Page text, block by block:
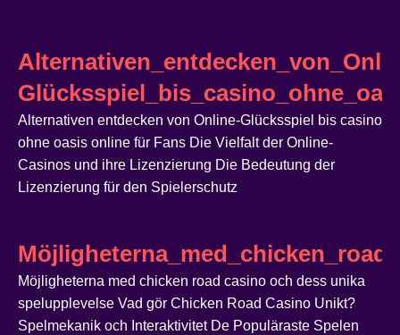
Alternativen entdecken von Online-Glücksspiel bis casino
ohne oasis online für Fans Die Vielfalt der Online-
Casinos und ihre Lizenzierung Die Bedeutung der
Lizenzierung für den Spielerschutz
Möjligheterna med chicken road casino och dess unika
spelupplevelse Vad gör Chicken Road Casino Unikt?
Spelmekanik och Interaktivitet De Populäraste Spelen